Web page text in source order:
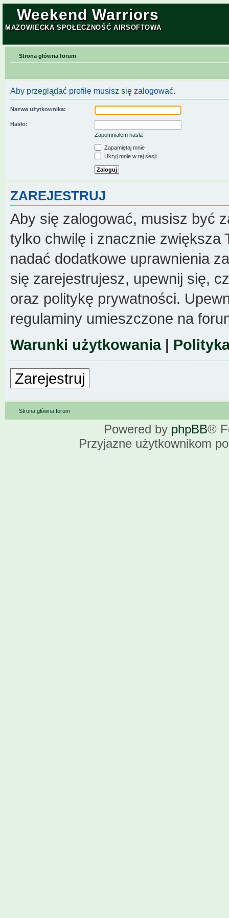
Weekend Warriors
MAZOWIECKA SPOŁECZNOŚĆ AIRSOFTOWA
Strona główna forum
Aby przeglądać profile musisz się zalogować.
Nazwa użytkownika:
Hasło:
Zapomniałem hasła
Zapamiętaj mnie
Ukryj mnie w tej sesji
ZAREJESTRUJ
Aby się zalogować, musisz być
tylko chwilę i znacznie zwiększa
nadać dodatkowe uprawnienia
się zarejestrujesz, upewnij się,
oraz politykę prywatności.
regulaminy umieszczone na
Warunki użytkowania|
Zarejestruj
Strona główna forum
Powered by phpBB®
Przyjazne użytkownikom